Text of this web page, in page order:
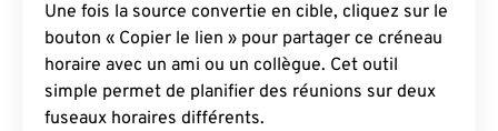
Une fois la source convertie en cible, cliquez sur le
bouton « Copier le lien » pour partager ce créneau
horaire avec un ami ou un collègue. Cet outil
simple permet de planifier des réunions sur deux
fuseaux horaires différents.